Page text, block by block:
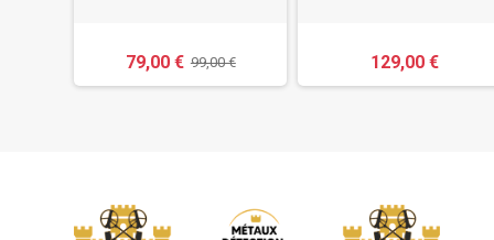
79,00 € 99,00 € 129,00 €